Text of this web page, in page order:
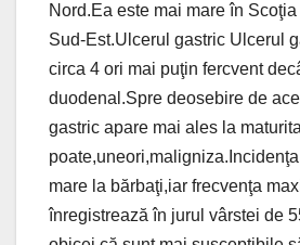
Nord.Ea este mai mare în
Sud-Est.Ulcerul gastric Ulcerul
circa 4 ori mai puţin fercvent
duodenal.Spre deosebire de
gastric apare mai ales la
mare la bărbaţi,iar frecvenţa
înregistrează în jurul vârstei de